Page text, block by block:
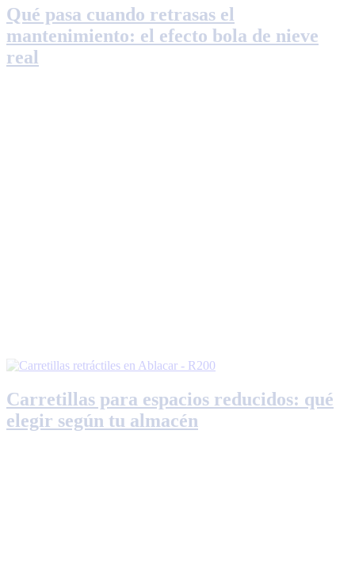
Qué pasa cuando retrasas el
mantenimiento: el efecto bola de nieve
real
Carretillas para espacios reducidos: qué
elegir según tu almacén